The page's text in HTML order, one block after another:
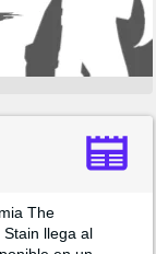
The
llega al